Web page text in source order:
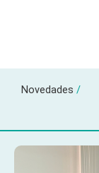
Novedades /